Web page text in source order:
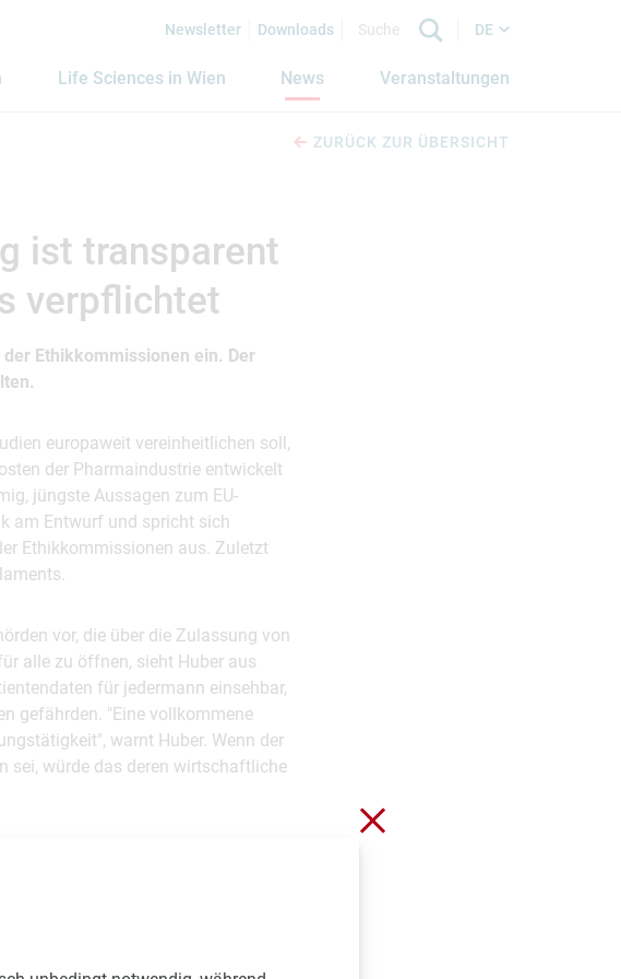
Newsletter Downloads DE
Life Sciences in Wien News Veranstaltungen
ZURÜCK ZUR ÜBERSICHT
ist transparent
verpflichtet
Ethikkommissionen ein. Der
europaweit vereinheitlichen soll,
der Pharmaindustrie entwickelt
jüngste Aussagen zum EU-
am Entwurf und spricht sich
Ethikkommissionen aus. Zuletzt
vor, die über die Zulassung von
alle zu öffnen, sieht Huber aus
für jedermann einsehbar,
gefährden. "Eine vollkommene
warnt Huber. Wenn der
sei, würde das deren wirtschaftliche
ankurbelt. Gleichzeitig müsse
Attraktivität der Forschungs- und
Schließen ohne zu